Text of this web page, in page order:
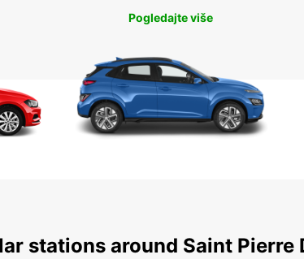
Pogledajte više
stations around Saint Pierre